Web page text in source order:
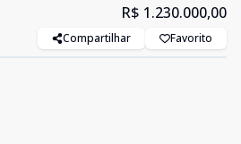
R$ 1.230.000,00
Compartilhar Favorito